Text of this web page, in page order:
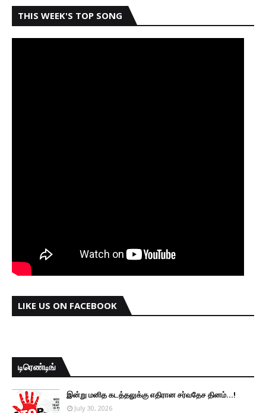
THIS WEEK'S TOP SONG
LIKE US ON FACEBOOK
டிரெண்டிங்
இன்று மனித கடத்தலுக்கு எதிரான சர்வதேச தினம்...!
July 30, 2026